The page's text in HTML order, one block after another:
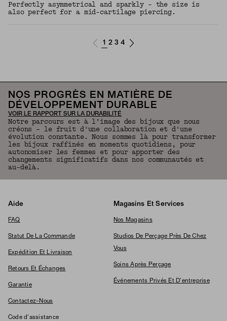
Perfectly asymmetrical and sparkly - the size is
also perfect for a mid-cartilage piercing.
1 2 3 4
NOS PROGRÈS EN MATIÈRE DE
DÉVELOPPEMENT DURABLE
VOIR LE RAPPORT SUR LA DURABILITÉ
Notre parcours est à l’image des bijoux que nous
créons – le fruit d'une collaboration et d'une
évolution constante. Nous sommes là pour transformer
les bijoux raffinés en moments quotidiens, pour
autonomiser les femmes et pour apporter des
changements significatifs dans nos communautés et
au-delà.
Aide
FAQ
Statut De La Commande
Expédition Et Livraison
Retours Et Échanges
Garantie
Contactez-Nous
Code d'assistance
Magasins Et Services
Nos Magasins
Studios De Perçage Près De Chez
Vous
Soins Après Perçage
Événements Privés Et D'entreprise